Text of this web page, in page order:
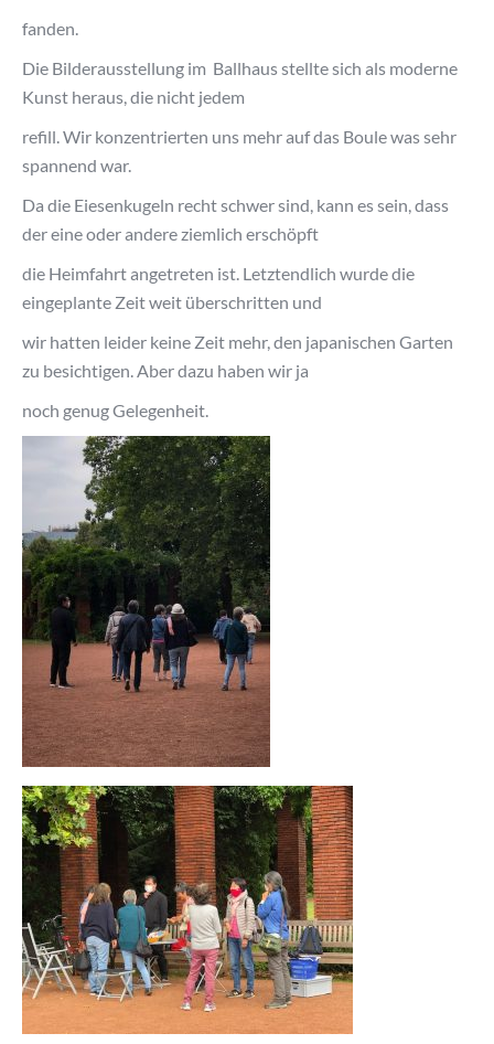
fanden.
Die Bilderausstellung im Ballhaus stellte sich als moderne
Kunst heraus, die nicht jedem
refill. Wir konzentrierten uns mehr auf das Boule was sehr
spannend war.
Da die Eiesenkugeln recht schwer sind, kann es sein, dass
der eine oder andere ziemlich erschöpft
die Heimfahrt angetreten ist. Letztendlich wurde die
eingeplante Zeit weit überschritten und
wir hatten leider keine Zeit mehr, den japanischen Garten
zu besichtigen. Aber dazu haben wir ja
noch genug Gelegenheit.